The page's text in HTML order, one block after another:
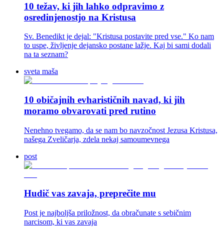
10 težav, ki jih lahko odpravimo z
osredinjenostjo na Kristusa
Sv. Benedikt je dejal: "Kristusa postavite pred vse." Ko nam
to uspe, življenje dejansko postane lažje. Kaj bi sami dodali
na ta seznam?
sveta maša
10 običajnih evharističnih navad, ki jih
moramo obvarovati pred rutino
Nenehno tvegamo, da se nam bo navzočnost Jezusa Kristusa,
našega Zveličarja, zdela nekaj samoumevnega
post
Hudič vas zavaja, preprečite mu
Post je najboljša priložnost, da obračunate s sebičnim
narcisom, ki vas zavaja